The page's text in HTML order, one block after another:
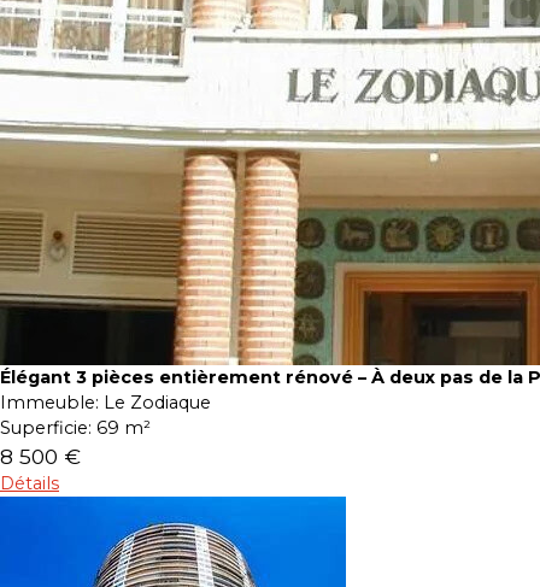
Élégant 3 pièces entièrement rénové – À deux pas de la
Immeuble: Le Zodiaque
Superficie: 69 m²
8 500 €
Détails